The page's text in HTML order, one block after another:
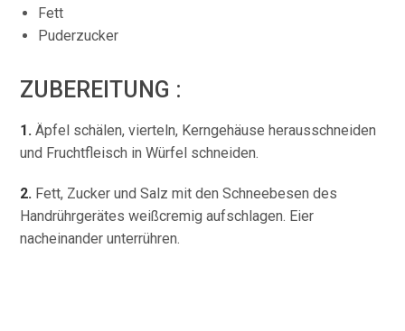
Fett
Puderzucker
ZUBEREITUNG :
1. Äpfel schälen, vierteln, Kerngehäuse herausschneiden
und Fruchtfleisch in Würfel schneiden.
2. Fett, Zucker und Salz mit den Schneebesen des
Handrührgerätes weißcremig aufschlagen. Eier
nacheinander unterrühren.